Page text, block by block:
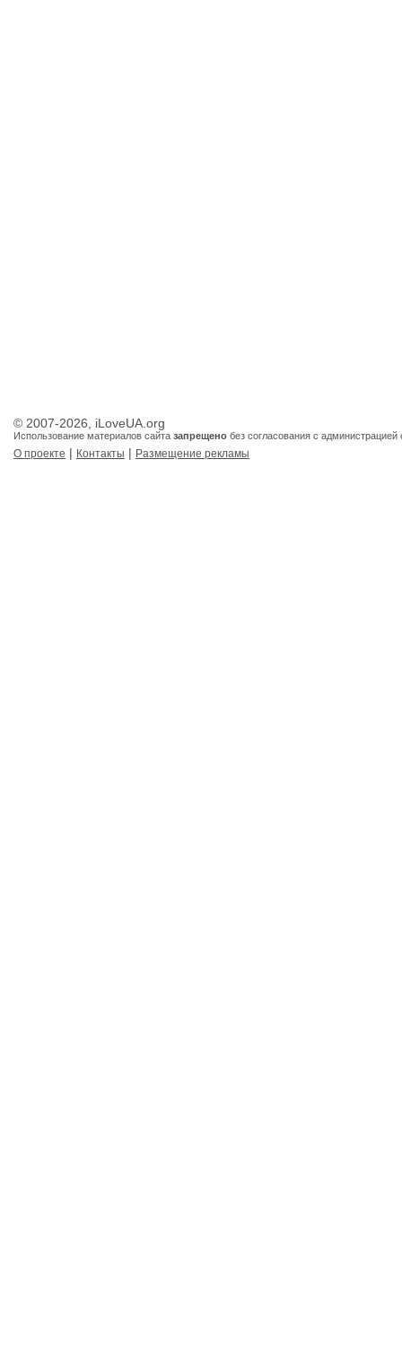
© 2007-2026, iLoveUA.org
Использование материалов сайта запрещено без согласования с администрацией
О проекте | Контакты | Размещение рекламы